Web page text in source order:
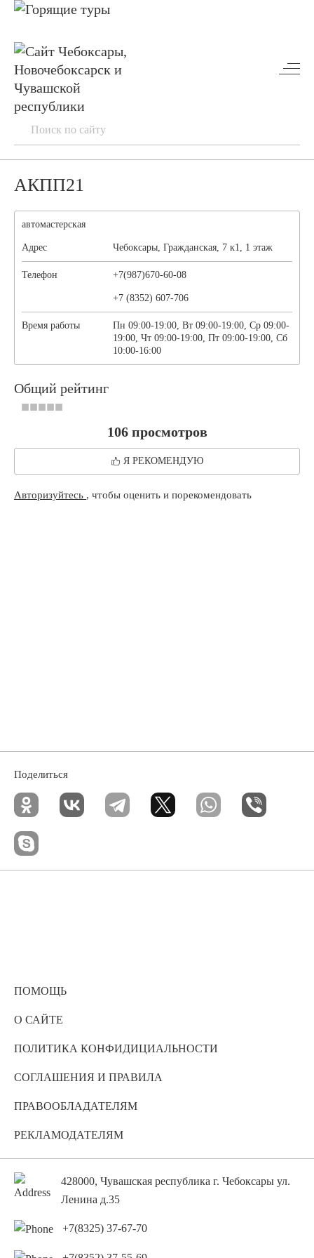
АКПП21
автомастерская
Адрес Чебоксары, Гражданская, 7 к1, 1 этаж
Телефон +7(987)670-60-08
+7 (8352) 607-706
Время работы
Пн 09:00-19:00, Вт 09:00-19:00, Ср 09:00-
19:00, Чт 09:00-19:00, Пт 09:00-19:00, Сб
10:00-16:00
Общий рейтинг
106 просмотров
Я РЕКОМЕНДУЮ
Авторизуйтесь , чтобы оценить и порекомендовать
Поделиться
ПОМОЩЬ
О САЙТЕ
ПОЛИТИКА КОНФИДИЦИАЛЬНОСТИ
СОГЛАШЕНИЯ И ПРАВИЛА
ПРАВООБЛАДАТЕЛЯМ
РЕКЛАМОДАТЕЛЯМ
428000, Чувашская республика г. Чебоксары ул.
Ленина д.35
+7(8325) 37-67-70